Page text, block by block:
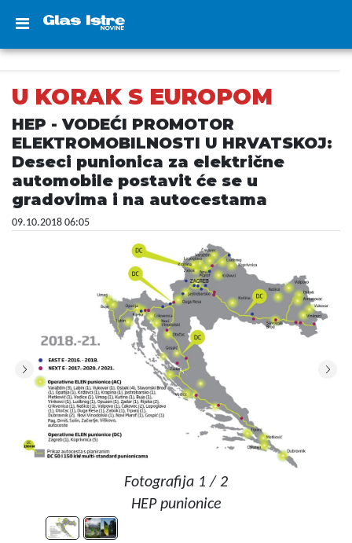
U KORAK S EUROPOM
HEP - VODEĆI PROMOTOR
ELEKTROMOBILNOSTI U HRVATSKOJ:
Deseci punionica za električne
automobile postavit će se u
gradovima i na autocestama
09.10.2018 06:05
Fotografija 1 / 2
HEP punionice